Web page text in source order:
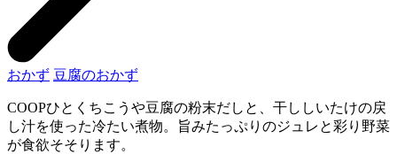
おかず 豆腐のおかず
COOPひとくちこうや豆腐の粉末だしと、干ししいたけの戻
し汁を使った冷たい煮物。旨みたっぷりのジュレと彩り野菜
が食欲そそります。